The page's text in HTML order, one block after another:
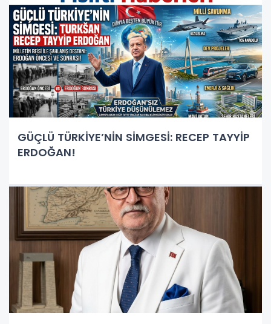
GÜÇLÜ TÜRKİYE’NİN SİMGESİ: RECEP TAYYİP
ERDOĞAN!